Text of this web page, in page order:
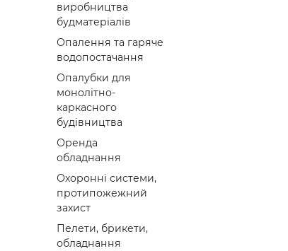
виробництва
будматеріалів
Опалення та гаряче
водопостачання
Опалубки для
монолітно-
каркасного
будівництва
Оренда
обладнання
Охоронні системи,
протипожежний
захист
Пелети, брикети,
обладнання